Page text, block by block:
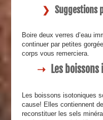
Suggestions
Boire deux verres d’eau
continuer par petites
corps vous remerciera.
Les
Les boissons isotoniques
cause! Elles contiennent
reconstituer les sels